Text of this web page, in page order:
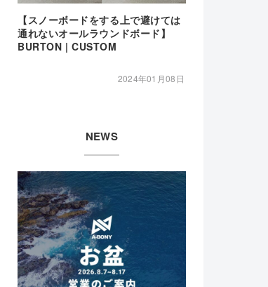
【スノーボードをする上で避けては
通れないオールラウンドボード】
BURTON | CUSTOM
2024年01月08日
NEWS